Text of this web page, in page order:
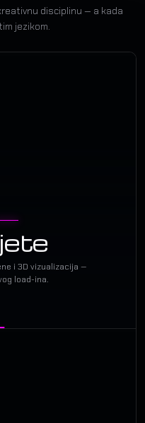
disciplinu — a kada
jezikom.
i 3D vizualizacija —
load-ina.